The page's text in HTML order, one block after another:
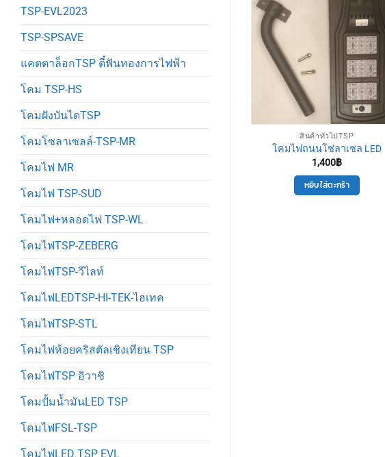
TSP-EVL2023
TSP-SPSAVE
แคตตาล็อกTSP ตี๋ฟันทองการไฟฟ้า
โคม TSP-HS
โคมฝังบันไดTSP
โคมโซลาเซลล์-TSP-MR
โคมไฟ MR
โคมไฟ TSP-SUD
โคมไฟ+หลอดไฟ TSP-WL
โคมไฟTSP-ZEBERG
โคมไฟTSP-วีไลท์
โคมไฟLEDTSP-HI-TEK-ไฮเทค
โคมไฟTSP-STL
โคมไฟห้อยคริสตัลเชิงเทียน TSP
โคมไฟTSP อิวาชิ
โคมปั้มน้ำมันLED TSP
โคมไฟFSL-TSP
โคมไฟLED TSP EVL
สินค้าทั่วไปTSP
โคมไฟถนนโซ่ลาเซล LED
1,400฿
หยิบใส่ตะกร้า
TSP
12W
สินค้าทั่วไปTSP
หลอดปิงปอง3-5W